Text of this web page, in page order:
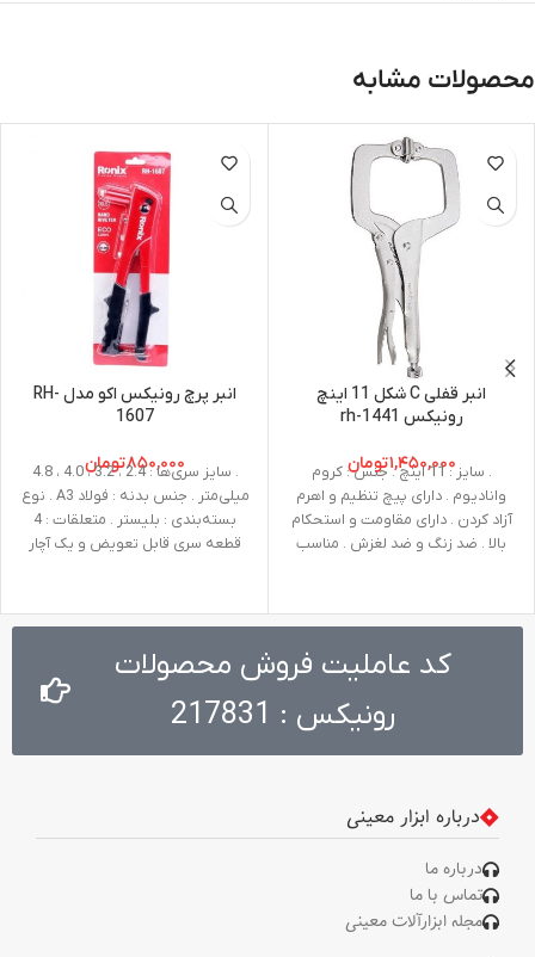
محصولات مشابه
انبر قفلی C شکل 11 اینچ
رونیکس 1441-rh
۱,۴۵۰,۰۰۰تومان
. سایز : 11 اینچ . جنس : کروم
وانادیوم . دارای پیچ تنظیم و اهرم
آزاد کردن . دارای مقاومت و استحکام
بالا . ضد زنگ و ضد لغزش . مناسب
انبر پرچ رونیکس اکو مدل RH-
1607
۸۵۰,۰۰۰تومان
. سایز سری‌ها : 2.4 ، 3.2 ، 4.0 ، 4.8
میلی‌متر . جنس بدنه : فولاد A3 . نوع
بسته‌بندی : بلیستر . متعلقات : 4
قطعه سری قابل تعویض و یک آچار
کد عاملیت فروش محصولات
رونیکس : 217831
درباره ابزار معینی
درباره ما
تماس با ما
مجله ابزارآلات معینی